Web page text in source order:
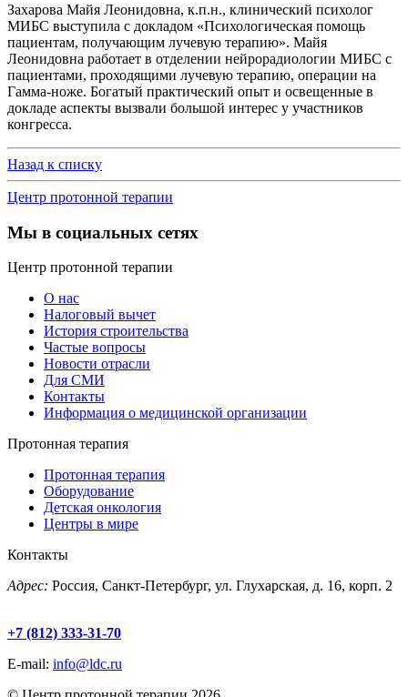
Захарова Майя Леонидовна, к.п.н., клинический психолог
МИБС выступила с докладом «Психологическая помощь
пациентам, получающим лучевую терапию». Майя
Леонидовна работает в отделении нейрорадиологии МИБС с
пациентами, проходящими лучевую терапию, операции на
Гамма-ноже. Богатый практический опыт и освещенные в
докладе аспекты вызвали большой интерес у участников
конгресса.
Назад к списку
Центр протонной терапии
Мы в социальных сетях
Центр протонной терапии
О нас
Налоговый вычет
История строительства
Частые вопросы
Новости отрасли
Для СМИ
Контакты
Информация о медицинской организации
Протонная терапия
Протонная терапия
Оборудование
Детская онкология
Центры в мире
Контакты
Адрес: Россия, Санкт-Петербург, ул. Глухарская, д. 16, корп. 2
+7 (812) 333-31-70
E-mail: info@ldc.ru